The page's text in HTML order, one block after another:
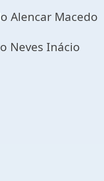
Alencar Macedo
Neves Inácio